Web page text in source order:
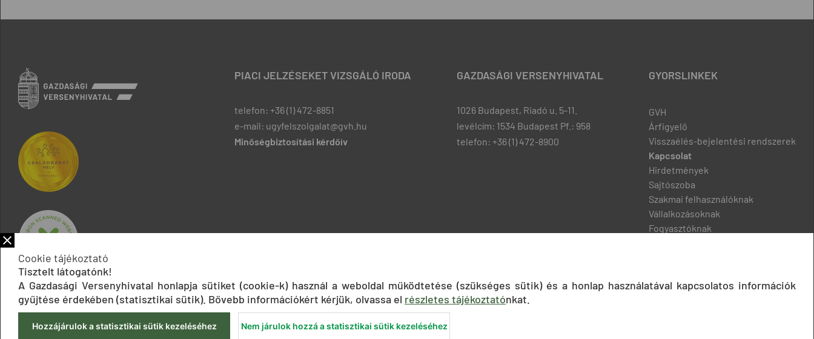
PIACI JELZÉSEKET VIZSGÁLÓ IRODA
telefon: +36 (1) 472-8851
e-mail: ugyfelszolgalat@gvh.hu
Minőségbiztosítási kérdőív
GAZDASÁGI VERSENYHIVATAL
1026 Budapest, Riadó u. 5-11.
levélcím: 1534 Budapest Pf.: 958
telefon: +36 (1) 472-8900
GYORSLINKEK
GVH
Árfigyelő
Visszaélés-bejelentési rendszerek
Kapcsolat
Hirdetmények
Sajtószoba
Szakmai felhasználóknak
Vállalkozásoknak
Fogyasztóknak
Cookie tájékoztató
Tisztelt látogatónk!
A Gazdasági Versenyhivatal honlapja sütiket (cookie-k) használ a weboldal működtetése (szükséges sütik) és a honlap használatával kapcsolatos információk
gyűjtése érdekében (statisztikai sütik). Bővebb információkért kérjük, olvassa el részletes tájékoztatónkat.
Hozzájárulok a statisztikai sütik kezeléséhez Nem járulok hozzá a statisztikai sütik kezeléséhez